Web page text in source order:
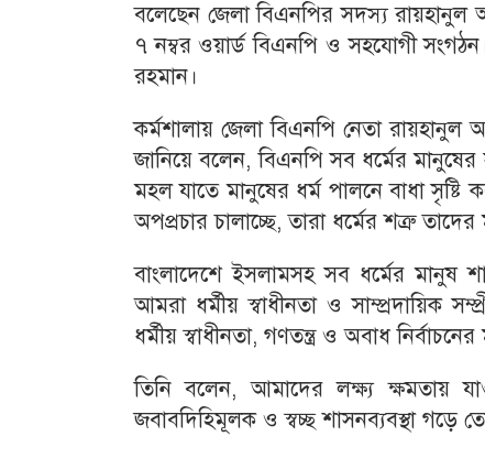
বলেছেন জেলা বিএনপির সদস্য
৭ নম্বর ওয়ার্ড বিএনপি ও সহযোগী
রহমান।
কর্মশালায় জেলা বিএনপি নেতা রায়হানুল
জানিয়ে বলেন, বিএনপি সব ধর্মের মানুষের
মহল যাতে মানুষের ধর্ম পালনে বাধা
অপপ্রচার চালাচ্ছে, তারা ধর্মের শত্রু
বাংলাদেশে ইসলামসহ সব ধর্মের মানুষ
আমরা ধর্মীয় স্বাধীনতা ও সাম্প্রদায়িক
ধর্মীয় স্বাধীনতা, গণতন্ত্র ও অবাধ
তিনি বলেন, আমাদের লক্ষ্য ক্ষমতায়
জবাবদিহিমূলক ও স্বচ্ছ শাসনব্যবস্থা গড়ে